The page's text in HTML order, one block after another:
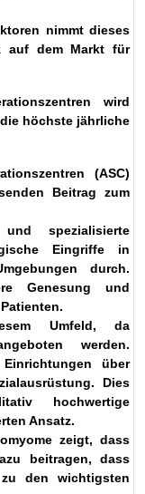
nimmt dieses
auf dem Markt für
wird
höchste jährliche
(ASC)
Beitrag zum
spezialisierte
Eingriffe in
durch.
Genesung und
Umfeld, da
werden.
über
Dies
hochwertige
Ansatz.
zeigt, dass
beitragen, dass
den wichtigsten